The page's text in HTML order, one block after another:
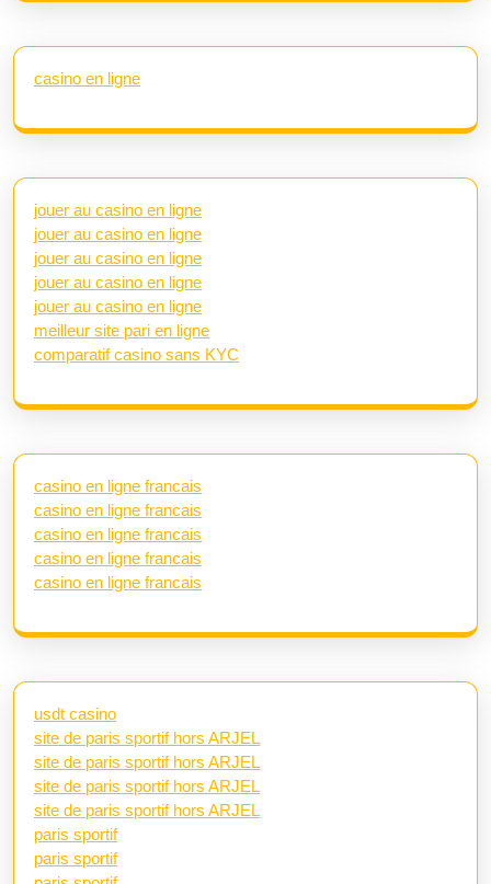
casino en ligne
jouer au casino en ligne
jouer au casino en ligne
jouer au casino en ligne
jouer au casino en ligne
jouer au casino en ligne
meilleur site pari en ligne
comparatif casino sans KYC
casino en ligne francais
casino en ligne francais
casino en ligne francais
casino en ligne francais
casino en ligne francais
usdt casino
site de paris sportif hors ARJEL
site de paris sportif hors ARJEL
site de paris sportif hors ARJEL
site de paris sportif hors ARJEL
paris sportif
paris sportif